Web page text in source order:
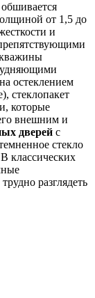
от 1,5 до
и
остеклением
стеклопакет
которые
внешним и
дверей с
стекло
классических
разглядеть